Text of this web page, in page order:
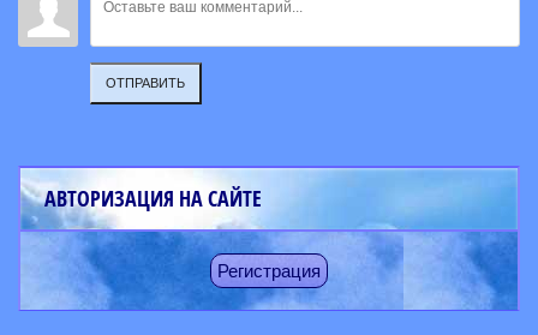
ОТПРАВИТЬ
АВТОРИЗАЦИЯ НА САЙТЕ
Регистрация